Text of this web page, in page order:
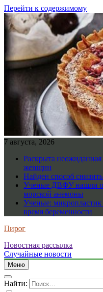
Перейти к содержимому
7 августа, 2026
Раскрыта
женщин
Найден способ
Ученые ДВФУ нашли
морской анемоны
Ученые: микропластик
время беременности
Пирог
Новостная рассылка
Случайные новости
Меню
Найти: